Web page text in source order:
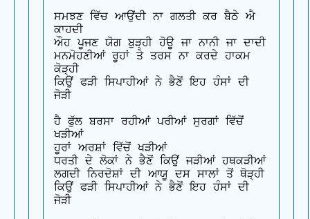
ਸਮਝਣ ਵਿੱਚ ਆਉਂਦੀ ਨਾ ਗਲਤੀ ਕਰ ਬੈਠੇ ਐ
ਕਾਹਦੀ
ਔਹ ਪੂਜਣ ਯੋਗ ਬੁੜ੍ਹੀ ਹੋਊ ਜਾ ਨਾਨੀ ਜਾ ਦਾਦੀ
ਮਨਮੋਹਣੀਆਂ ਰੂਹਾਂ ਤੇ ਤਰਸ ਨਾ ਕਰਦੇ ਹਾਕਮ
ਕੋੜ੍ਹੀ
ਕਿਉਂ ਫੜੀ ਸਿਪਾਹੀਆਂ ਨੇ ਭੈਣੋਂ ਇਹ ਹੰਸਾਂ ਦੀ
ਜੋੜੀ
ਹੈ ਫੁੱਲ ਬਰਸਾ ਰਹੀਆਂ ਪਰੀਆਂ ਸੁਰਗਾਂ ਵਿੱਚੋਂ
ਖੜੀਆਂ
ਹੂਰਾਂ ਅਰਸ਼ਾਂ ਵਿੱਚੋਂ ਖੜੀਆਂ
ਧਰਤੀ ਦੇ ਲੋਕਾਂ ਨੇ ਭੈਣੋਂ ਕਿਉਂ ਜੜੀਆਂ ਹਥਕੜੀਆਂ
ਲਗਦੀ ਨਿਰਦੋਸ਼ਾਂ ਦੀ ਆਯੂ ਦਸ ਸਾਲਾਂ ਤੋਂ ਥੋੜ੍ਹੀ
ਕਿਉਂ ਫੜੀ ਸਿਪਾਹੀਆਂ ਨੇ ਭੈਣੋਂ ਇਹ ਹੰਸਾਂ ਦੀ
ਜੋੜੀ